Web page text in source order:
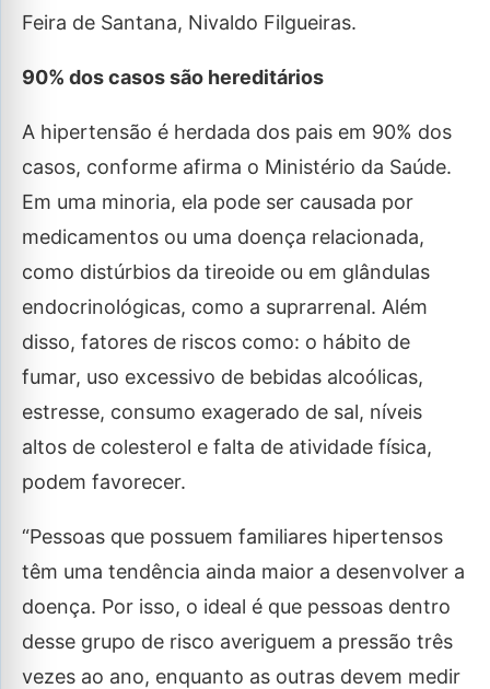
Feira de Santana, Nivaldo Filgueiras.
90% dos casos são hereditários
A hipertensão é herdada dos pais em 90% dos
casos, conforme afirma o Ministério da Saúde.
Em uma minoria, ela pode ser causada por
medicamentos ou uma doença relacionada,
como distúrbios da tireoide ou em glândulas
endocrinológicas, como a suprarrenal. Além
disso, fatores de riscos como: o hábito de
fumar, uso excessivo de bebidas alcoólicas,
estresse, consumo exagerado de sal, níveis
altos de colesterol e falta de atividade física,
podem favorecer.
“Pessoas que possuem familiares hipertensos
têm uma tendência ainda maior a desenvolver a
doença. Por isso, o ideal é que pessoas dentro
desse grupo de risco averiguem a pressão três
vezes ao ano, enquanto as outras devem medir